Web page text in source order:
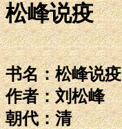
松峰说疫
书名：松峰说疫
作者：刘松峰
朝代：清